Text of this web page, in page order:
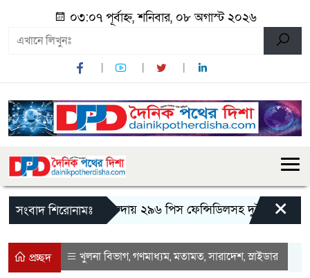
০৩:০৭ পূর্বাহ্ন, শনিবার, ০৮ অগাস্ট ২০২৬
সংবাদ শিরোনামঃমান্দায় ২৯৬ পিস ফেন্সিডিলসহ দুই মাদক×
প্রচ্ছদ খুলনা বিভাগ, গণমাধ্যম,মতামত,সারাদেশ,স্লাইডার